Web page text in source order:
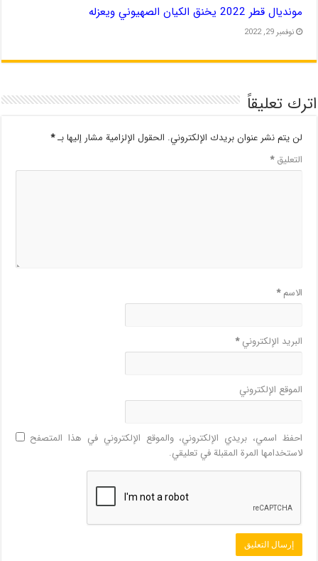
مونديال قطر 2022 يخنق الكيان الصهيوني ويعزله
نوفمبر 29, 2022
اترك تعليقاً
لن يتم نشر عنوان بريدك الإلكتروني. الحقول الإلزامية مشار إليها بـ*
التعليق*
الاسم*
البريد الإلكتروني*
الموقع الإلكتروني
احفظ اسمي، بريدي الإلكتروني، والموقع الإلكتروني في هذا المتصفح
لاستخدامها المرة المقبلة في تعليقي.